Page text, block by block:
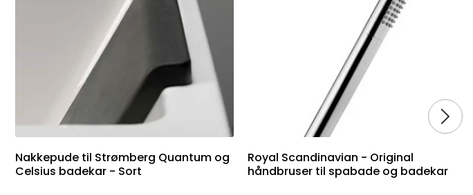
Nakkepude til Strømberg Quantum og
Celsius badekar - Sort
Royal Scandinavian - Original
håndbruser til spabade og badekar